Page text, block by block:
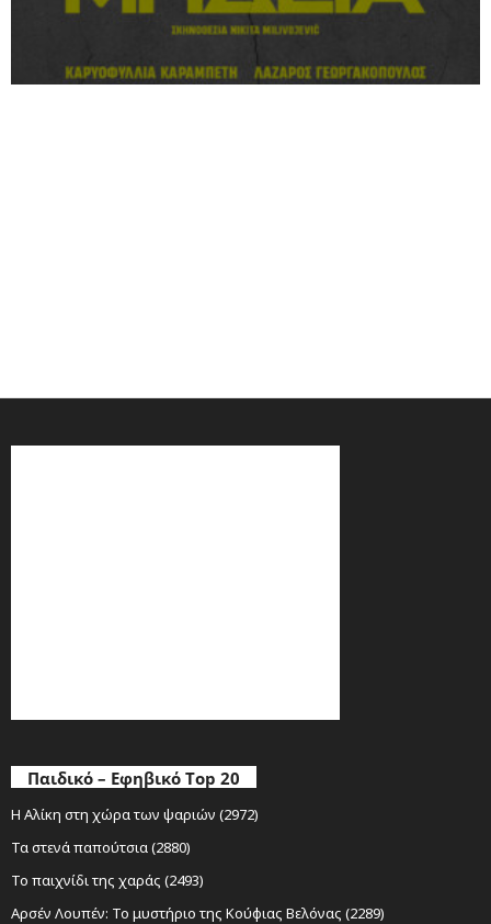
Παιδικό – Εφηβικό Top 20
Η Αλίκη στη χώρα των ψαριών (2972)
Τα στενά παπούτσια (2880)
Το παιχνίδι της χαράς (2493)
Αρσέν Λουπέν: Το μυστήριο της Κούφιας Βελόνας (2289)